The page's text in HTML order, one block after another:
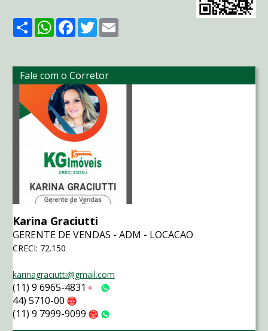
ShareWhatsApp
Facebook
Twitter
Fale com o Corretor
Karina Graciutti
GERENTE DE VENDAS - ADM - LOCACAO
CRECI: 72.150
karinagraciutti@gmail.com
(11) 9 6965-4831 Tim
44) 5710-00
(11) 9 7999-9099 Claro